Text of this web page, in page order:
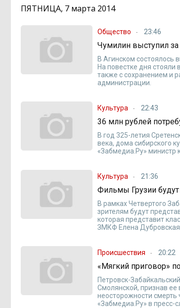
ПЯТНИЦА, 7 марта 2014
Общество 23:46
Чумилин выступил
В Агинском состоялось
На повестке дня
также с сохранением и
администрации.
Культура 22:43
36 млн рублей
В год 325-летия
века, дома сибирского
«Забмедиа.Ру» министр
Культура 21:36
Фильмы Грузии
В рамках Четвертого
зрителям будут
которая представит
ЗМКФ Елена Дубровская.
Происшествия 20:22
«Мягкий приговор»
Петровск-
Смолянской, признав
неосторожности
«Забмедиа.Ру» в пресс-